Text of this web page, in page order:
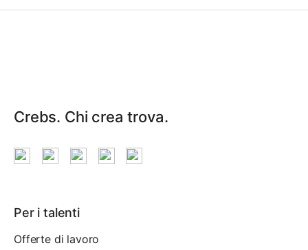
Crebs. Chi crea trova.
Per i talenti
Offerte di lavoro